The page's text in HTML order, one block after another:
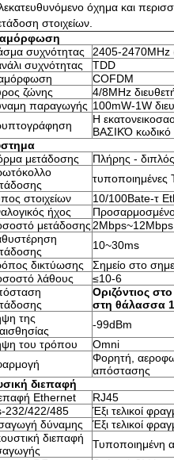
όχημα και
στοιχείων.
συχνότητας
2405-2470MHz
συχνότητας
TDD
COFDM
ζώνης
4/8MHz
παραγωγής 100mW-1W
Η
ΒΑΣΙΚΌ κωδικό
μετάδοσης
Πλήρης -
τυποποιημένες
στοιχείων
10/100Bate-τ
ήχος
μετάδοσης 2Mbps~12Mbps
10~30ms
δικτύωσης
Σημείο στο
λάθους
≤10-6
Οριζόντιος
στη θάλασσα
της
-99dBm
του τρόπου
Omni
Φορητή,
απόστασης
διεπαφή
Ethernet
RJ45
232/422/485
Έξι τελικοί
δύναμης
Έξι τελικοί
διεπαφή
Τυποποιημένη